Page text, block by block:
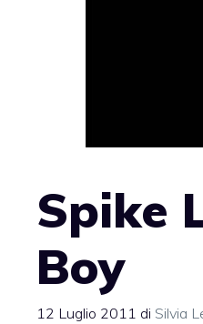
Spike
Boy
12 Luglio 2011 di Silvia